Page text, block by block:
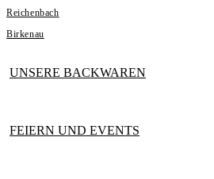
Reichenbach
Birkenau
UNSERE BACKWAREN
FEIERN UND EVENTS